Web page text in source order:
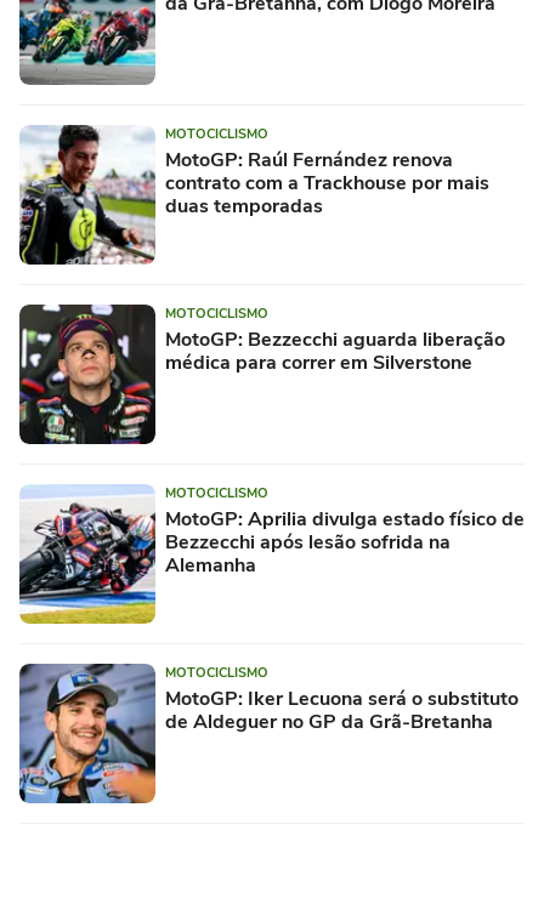
MOTOCICLISMO
MotoGP: Raúl Fernández renova
contrato com a Trackhouse por mais
duas temporadas
MOTOCICLISMO
MotoGP: Bezzecchi aguarda liberação
médica para correr em Silverstone
MOTOCICLISMO
MotoGP: Aprilia divulga estado físico de
Bezzecchi após lesão sofrida na
Alemanha
MOTOCICLISMO
MotoGP: Iker Lecuona será o substituto
de Aldeguer no GP da Grã-Bretanha